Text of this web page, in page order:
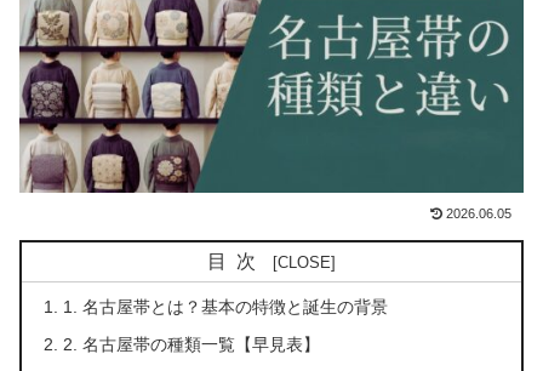
2026.06.05
目次
1. 名古屋帯とは？基本の特徴と誕生の背景
2. 名古屋帯の種類一覧【早見表】